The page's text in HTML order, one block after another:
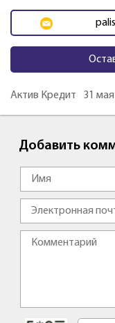
Актив Кредит 31
Добавить